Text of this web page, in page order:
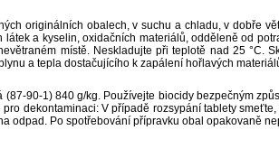
originálních obalech, v suchu a chladu, v dobře
a kyselin, oxidačních materiálů, odděleně od
místě. Neskladujte při teplotě nad 25 °C.
a tepla dostačujícího k zapálení hořlavých
(87-90-1) 840 g/kg. Používejte biocidy bezpečným
dekontaminaci: V případě rozsypání tablety
odpad. Po spotřebování přípravku obal opakovaně